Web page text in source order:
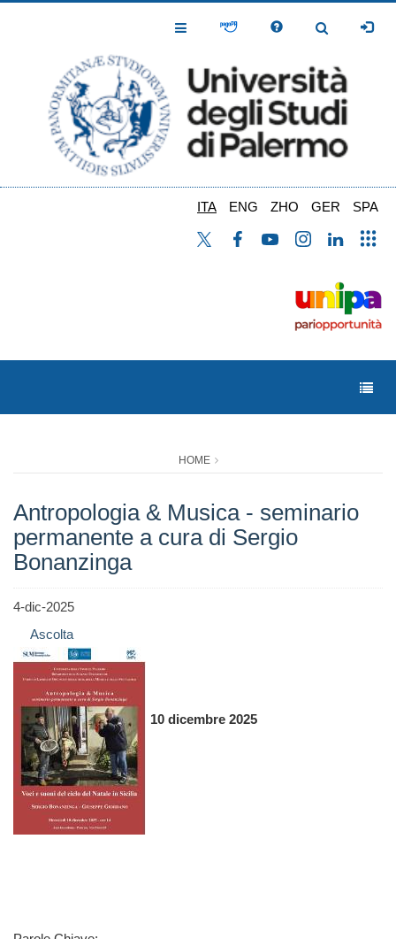
Toggle
Toggle
ITA ENG ZHO GER SPA
HOME
Antropologia & Musica - seminario
permanente a cura di Sergio
Bonanzinga
4-dic-2025
Ascolta
10 dicembre 2025